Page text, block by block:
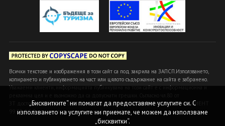
Всички текстове и изображения в този сайт са под закрила на ЗАПСП.Използването,
копирането и публикуването на част или цялото съдържание на сайта е забранено.
Уважаеми клиенти, информацията публикувана на този сайт е с информационна и
ЗТ достоверна и вярна се счита информацията, предоставена в офисите ОРИЕНТ
99 БГ ООД или на оторизираните ни агенти!
„Бисквитките“ ни помагат да предоставяме услугите си. С
използването на услугите ни приемате, че можем да използваме
„бисквитки“.